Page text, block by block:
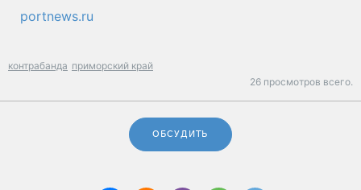
portnews.ru
контрабанда приморский край
26 просмотров всего.
ОБСУДИТЬ